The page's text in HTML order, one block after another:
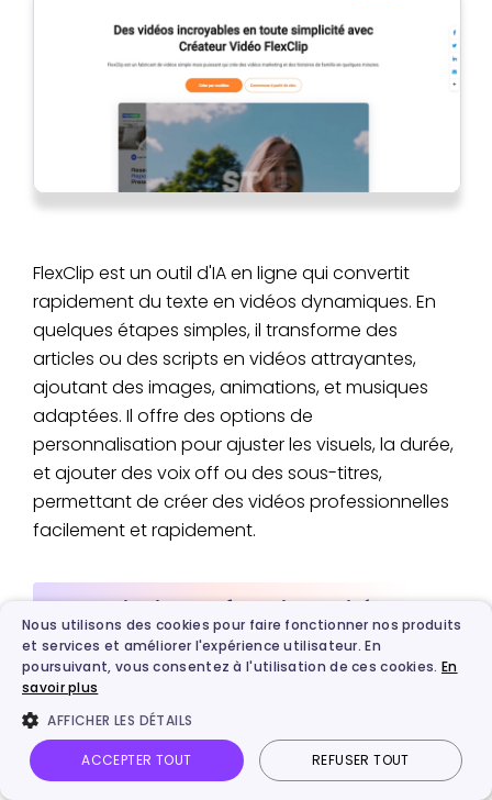
FlexClip est un outil d'IA en ligne qui convertit
rapidement du texte en vidéos dynamiques. En
quelques étapes simples, il transforme des
articles ou des scripts en vidéos attrayantes,
ajoutant des images, animations, et musiques
adaptées. Il offre des options de
personnalisation pour ajuster les visuels, la durée,
et ajouter des voix off ou des sous-titres,
permettant de créer des vidéos professionnelles
facilement et rapidement.
Les principales fonctionnalités
Bibliothèque de modèles: FlexClip propose
une vaste bibliothèque de modèles parmi
lesquels les utilisateurs peuvent choisir pour créer
leurs vidéos.
Nous utilisons des cookies pour faire fonctionner nos produits
et services et améliorer l'expérience utilisateur. En
poursuivant, vous consentez à l'utilisation de ces cookies. En
savoir plus
AFFICHER LES DÉTAILS
ACCEPTER TOUT REFUSER TOUT